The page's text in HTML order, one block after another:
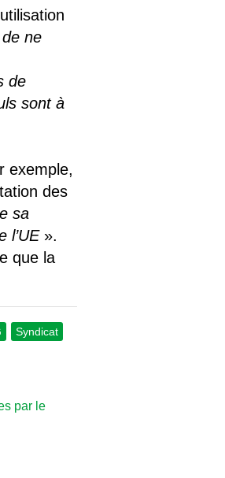
ne
de
sont à
exemple,
des
sa
l’UE».
que la
Syndicat
par le